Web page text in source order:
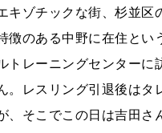
キゾチックな街、杉並
徴のある中野に在住と
トレーニングセンター
。レスリング引退後は
、そこでこの日は吉田